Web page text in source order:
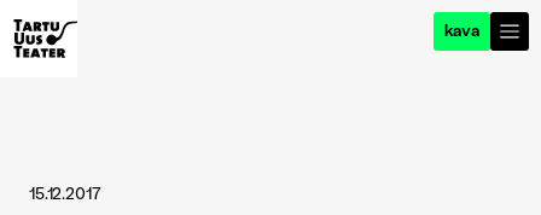
kava
15.12.2017